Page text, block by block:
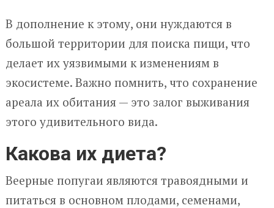
В дополнение к этому, они нуждаются в
большой территории для поиска пищи, что
делает их уязвимыми к изменениям в
экосистеме. Важно помнить, что сохранение
ареала их обитания — это залог выживания
этого удивительного вида.
Какова их диета?
Веерные попугаи являются травоядными и
питаться в основном плодами, семенами,